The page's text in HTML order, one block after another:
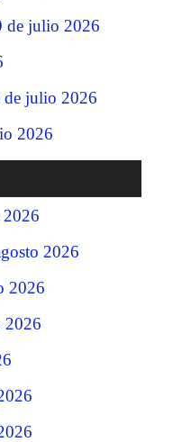
de julio 2026
de julio 2026
2026
2026
2026
2026
2026